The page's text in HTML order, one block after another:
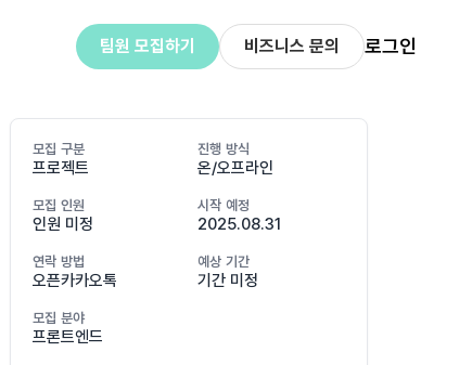
팀원 모집하기 비즈니스 문의 로그인
모집 구분
프로젝트
진행 방식
온/오프라인
모집 인원
인원 미정
시작 예정
2025.08.31
연락 방법
오픈카카오톡
예상 기간
기간 미정
모집 분야
프론트엔드